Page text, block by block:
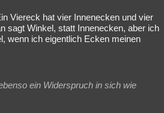
Viereck hat vier Innenecken und vier
sagt Winkel, statt Innenecken, aber ich
wenn ich eigentlich Ecken meinen
ein Widerspruch in sich wie